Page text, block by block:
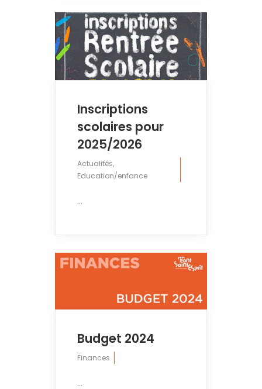
Inscriptions
scolaires pour
2025/2026
Actualités,
Education/enfance
...
Budget 2024
Finances
...